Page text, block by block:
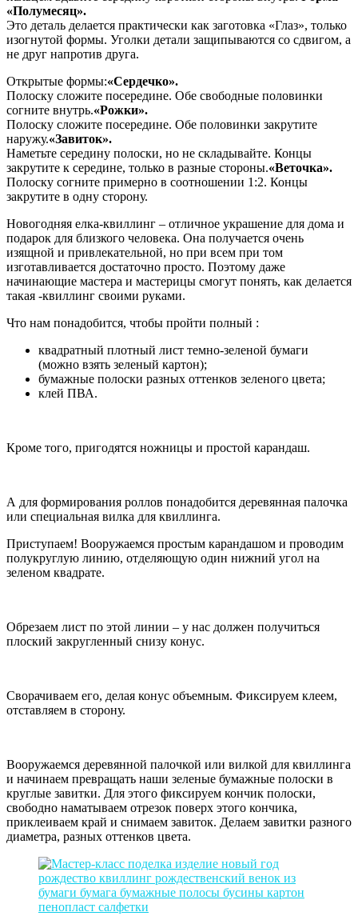
«Полумесяц».
Это деталь делается практически как заготовка «Глаз», только
изогнутой формы. Уголки детали защипываются со сдвигом, а
не друг напротив друга.
Открытые формы:«Сердечко».
Полоску сложите посередине. Обе свободные половинки
согните внутрь.«Рожки».
Полоску сложите посередине. Обе половинки закрутите
наружу.«Завиток».
Наметьте середину полоски, но не складывайте. Концы
закрутите к середине, только в разные стороны.«Веточка».
Полоску согните примерно в соотношении 1:2. Концы
закрутите в одну сторону.
Новогодняя елка-квиллинг – отличное украшение для дома и
подарок для близкого человека. Она получается очень
изящной и привлекательной, но при всем при том
изготавливается достаточно просто. Поэтому даже
начинающие мастера и мастерицы смогут понять, как делается
такая -квиллинг своими руками.
Что нам понадобится, чтобы пройти полный :
квадратный плотный лист темно-зеленой бумаги
(можно взять зеленый картон);
бумажные полоски разных оттенков зеленого цвета;
клей ПВА.
Кроме того, пригодятся ножницы и простой карандаш.
А для формирования роллов понадобится деревянная палочка
или специальная вилка для квиллинга.
Приступаем! Вооружаемся простым карандашом и проводим
полукруглую линию, отделяющую один нижний угол на
зеленом квадрате.
Обрезаем лист по этой линии – у нас должен получиться
плоский закругленный снизу конус.
Сворачиваем его, делая конус объемным. Фиксируем клеем,
отставляем в сторону.
Вооружаемся деревянной палочкой или вилкой для квиллинга
и начинаем превращать наши зеленые бумажные полоски в
круглые завитки. Для этого фиксируем кончик полоски,
свободно наматываем отрезок поверх этого кончика,
приклеиваем край и снимаем завиток. Делаем завитки разного
диаметра, разных оттенков цвета.